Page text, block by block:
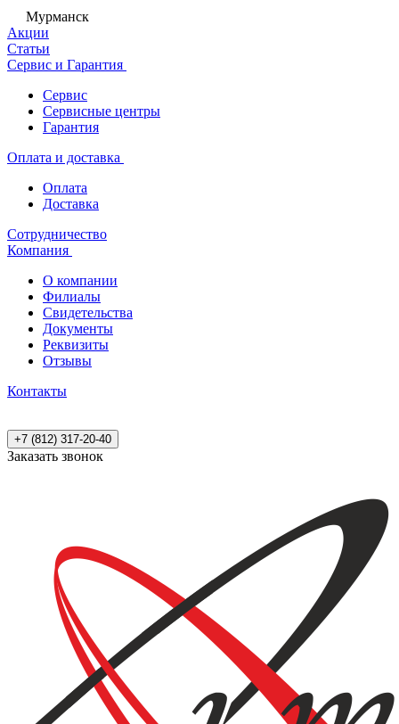
Мурманск
Акции
Статьи
Сервис и Гарантия
Сервис
Сервисные центры
Гарантия
Оплата и доставка
Оплата
Доставка
Сотрудничество
Компания
О компании
Филиалы
Свидетельства
Документы
Реквизиты
Отзывы
Контакты
+7 (812) 317-20-40
Заказать звонок